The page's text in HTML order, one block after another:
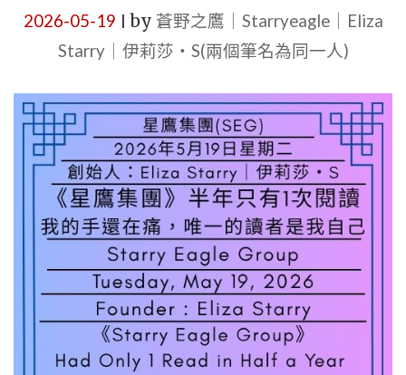
2026-05-19 by 蒼野之鷹｜Starryeagle｜Eliza
Starry｜伊莉莎・S(兩個筆名為同一人)